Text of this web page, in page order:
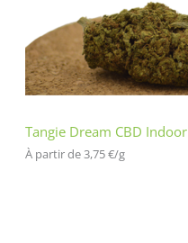
Tangie Dream CBD Indoor
À partir de 3,75€/g